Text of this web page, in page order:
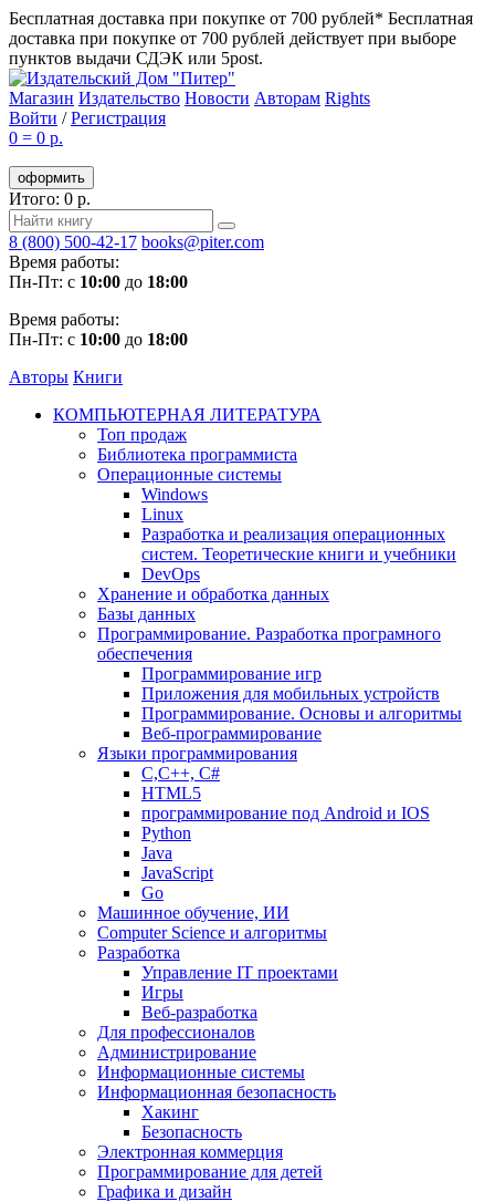
Бесплатная доставка при покупке от 700 рублей* Бесплатная
доставка при покупке от 700 рублей действует при выборе
пунктов выдачи СДЭК или 5post.
Магазин Издательство Новости Авторам Rights
Войти /Регистрация
0 = 0 р.
оформить
Итого: 0 р.
8 (800) 500-42-17 books@piter.com
Время работы:
Пн-Пт: с 10:00 до 18:00
Время работы:
Пн-Пт: с 10:00 до 18:00
Авторы Книги
КОМПЬЮТЕРНАЯ ЛИТЕРАТУРА
Топ продаж
Библиотека программиста
Операционные системы
Windows
Linux
Разработка и реализация операционных
систем. Теоретические книги и учебники
DevOps
Хранение и обработка данных
Базы данных
Программирование. Разработка програмного
обеспечения
Программирование игр
Приложения для мобильных устройств
Программирование. Основы и алгоритмы
Веб-программирование
Языки программирования
С,С++, С#
HTML5
программирование под Android и IOS
Python
Java
JavaScript
Go
Машинное обучение, ИИ
Computer Science и алгоритмы
Разработка
Управление IT проектами
Игры
Веб-разработка
Для профессионалов
Администрирование
Информационные системы
Информационная безопасность
Хакинг
Безопасность
Электронная коммерция
Программирование для детей
Графика и дизайн